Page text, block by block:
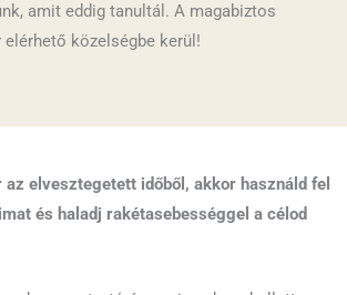
amit eddig tanultál. A magabiztos
közelségbe kerül!
az elvesztegetett időből, akkor használd fel
és haladj rakétasebességgel a célod